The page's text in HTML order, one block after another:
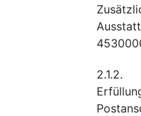
2.1.2.